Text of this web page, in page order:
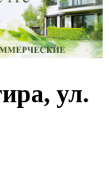
ул.